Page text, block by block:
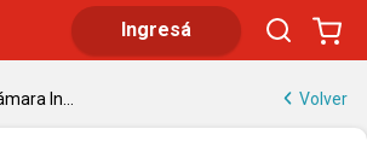
Ingresá
In... Volver
WiFi | Full HD y visión nocturna